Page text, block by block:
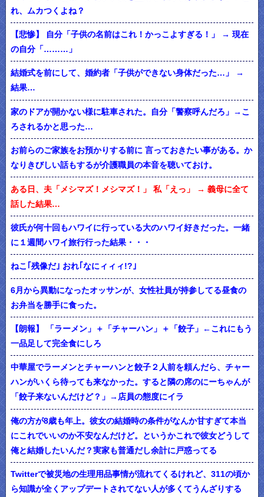
れ、ムカつくよね？
【悲惨】 自分「子供の名前はこれ！かっこよすぎる！」 → 現在
の自分「………」
結婚式を前にして、婚約者「子供ができない身体だった…」 →
結果…
家のドアが開かない様に駐車された。自分「警察呼んだろ」→こ
ろされるかと思った…
お前らのご家族をお預かりする前に 言っておきたい事がある。か
なりきびしい話もするが介護職員の本音を聴いておけ。
ある日、夫「メシマズ！メシマズ！」 私「えっ」 → 義母に全て
話した結果…
彼氏が何十回もハワイに行っている大のハワイ好きだった。一緒
に１週間ハワイ旅行行った結果・・・
ねこ｢残像だ｣ おれ｢なにィィィ!?｣
6月から異動になったオッサンが、女性社員が持参してる昼食の
お弁当を勝手に食った。
【朗報】 「ラーメン」＋「チャーハン」＋「餃子」←これにもう
一品足して完全食にしろ
中華屋でラーメンとチャーハンと餃子２人前を頼んだら、チャー
ハンがいくら待っても来なかった。すると隣の席のにーちゃんが
「餃子来ないんだけど？」→店員の態度にイラ
俺の方が8歳も年上。彼女の結婚時の条件がなんか甘すぎて本当
にこれでいいのか不安なんだけど。というかこれで彼女どうして
俺と結婚したいんだ？実家も普通だし余計に戸惑ってる
Twitterで被災地の生理用品事情が流れてくるけれど、311の頃か
ら知識が全くアップデートされてない人が多くてうんざりする